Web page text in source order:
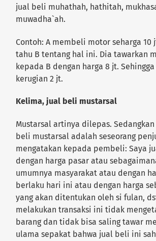
jual beli muhathah, hathitah,
muwadha`ah.
Contoh: A membeli motor seharga 10
tahu B tentang hal ini. Dia tawarkan
kepada B dengan harga 8 jt.
kerugian 2 jt.
Kelima, jual beli mustarsal
Mustarsal artinya dilepas.
beli mustarsal adalah seseorang
mengatakan kepada pembeli: Saya
dengan harga pasar atau
umumnya masyarakat atau dengan
berlaku hari ini atau dengan harga
yang akan ditentukan oleh si fulan,
melakukan transaksi ini tidak
barang dan tidak bisa saling tawar
ulama sepakat bahwa jual beli ini